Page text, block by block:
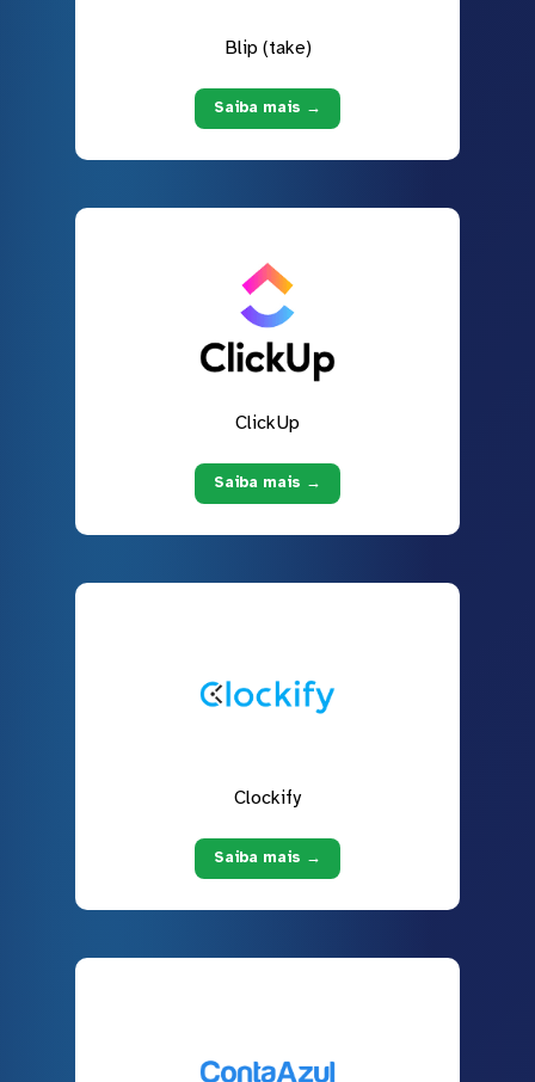
Blip (take)
Saiba mais →
ClickUp
Saiba mais →
Clockify
Saiba mais →